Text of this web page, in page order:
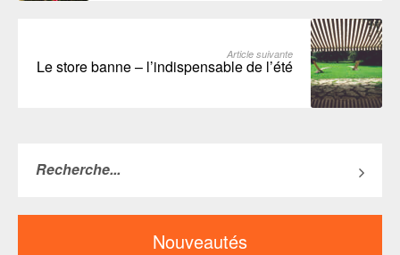
Article suivante
Le store banne – l’indispensable de l’été
Nouveautés